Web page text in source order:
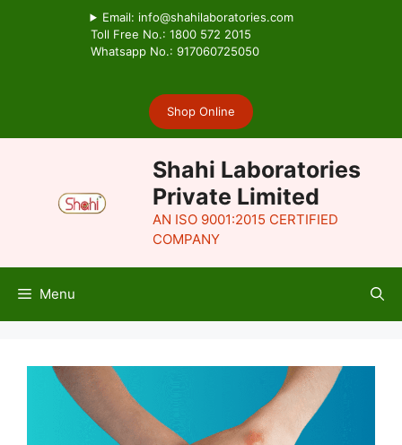
Email: info@shahilaboratories.com
Toll Free No.: 1800 572 2015
Whatsapp No.: 917060725050
Shop Online
Shahi Laboratories
Private Limited
AN ISO 9001:2015 CERTIFIED
COMPANY
Menu